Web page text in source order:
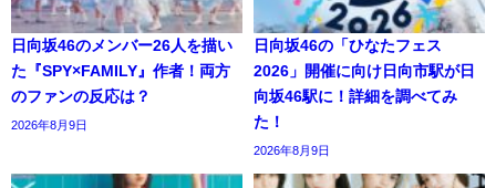
日向坂46のメンバー26人を描い
た『SPY×FAMILY』作者！両方
のファンの反応は？
2026年8月9日
日向坂46の「ひなたフェス
2026」開催に向け日向市駅が日
向坂46駅に！詳細を調べてみ
た！
2026年8月9日